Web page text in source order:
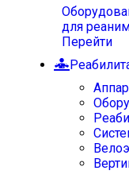
для
Перейти